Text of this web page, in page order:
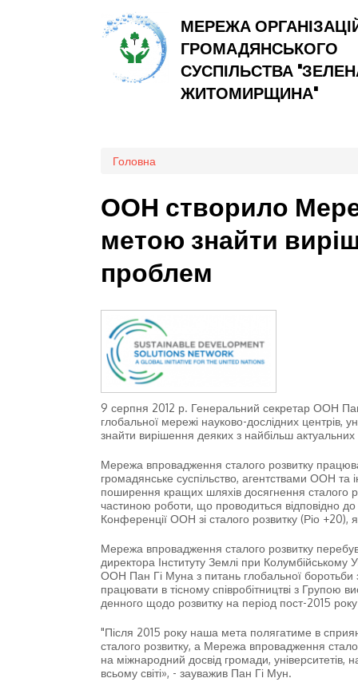
МЕРЕЖА
ГРОМАДЯНСЬКОГО
СУСПІЛЬСТВА
ЖИТОМИРЩИНА"
Ви є тут
Головна
ООН створило
метою знайти
проблем
9 серпня 2012 р. Генеральний секретар ООН
глобальної мережі науково-дослідних центрів,
знайти вирішення деяких з найбільш актуальних
Мережа впровадження сталого розвитку
громадянське суспільство, агентствами ООН
поширення кращих шляхів досягнення сталого
частиною роботи, що проводиться відповідно
Конференції ООН зі сталого розвитку (Ріо +20),
Мережа впровадження сталого розвитку
директора Інституту Землі при Колумбійському
ООН Пан Гі Муна з питань глобальної боротьби
працювати в тісному співробітництві з Групою
денного щодо розвитку на період пост-2015
"Після 2015 року наша мета полягатиме в
сталого розвитку, а Мережа впровадження
на міжнародний досвід громади, університетів,
всьому світі», - зауважив Пан Гі Мун.